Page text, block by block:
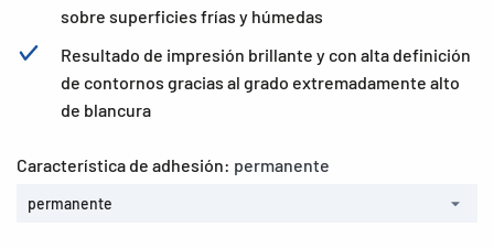
sobre superficies frías y húmedas
Resultado de impresión brillante y con alta definición
de contornos gracias al grado extremadamente alto
de blancura
Característica de adhesión: permanente
permanente